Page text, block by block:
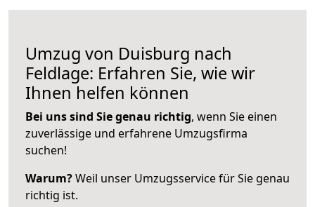
Umzug von Duisburg nach
Feldlage: Erfahren Sie, wie wir
Ihnen helfen können
Bei uns sind Sie genau richtig, wenn Sie einen
zuverlässige und erfahrene Umzugsfirma
suchen!
Warum?Weil unser Umzugsservice für Sie genau
richtig ist.